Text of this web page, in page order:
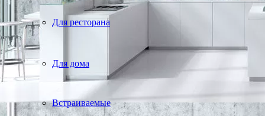
Для ресторана
Для дома
Встраиваемые